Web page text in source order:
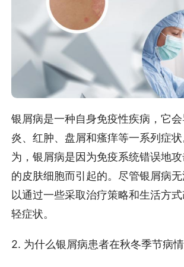
银屑病是一种自身免疫性疾病，它
炎、红肿、盘屑和瘙痒等一系列症
为，银屑病是因为免疫系统错误地
的皮肤细胞而引起的。尽管银屑病
以通过一些采取治疗策略和生活方
轻症状。
2. 为什么银屑病患者在秋冬季节病